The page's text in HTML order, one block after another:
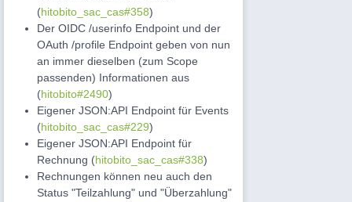
(hitobito_sac_cas#358)
Der OIDC /userinfo Endpoint und der
OAuth /profile Endpoint geben von nun
an immer dieselben (zum Scope
passenden) Informationen aus
(hitobito#2490)
Eigener JSON:API Endpoint für Events
(hitobito_sac_cas#229)
Eigener JSON:API Endpoint für
Rechnung (hitobito_sac_cas#338)
Rechnungen können neu auch den
Status "Teilzahlung" und "Überzahlung"